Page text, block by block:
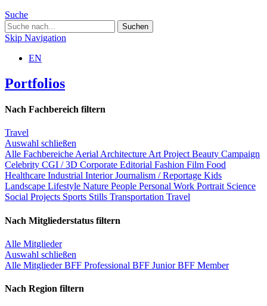
Suche
Skip Navigation
EN
Portfolios
Nach Fachbereich filtern
Travel
Auswahl schließen
Alle Fachbereiche Aerial Architecture Art Project Beauty Campaign
Celebrity CGI / 3D Corporate Editorial Fashion Film Food
Healthcare Industrial InteriorJournalism / Reportage Kids
Landscape Lifestyle Nature People Personal Work Portrait Science
Social Projects Sports Stills Transportation Travel
Nach Mitgliederstatus filtern
Alle Mitglieder
Auswahl schließen
Alle MitgliederBFF Professional BFF JuniorBFF Member
Nach Region filtern